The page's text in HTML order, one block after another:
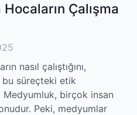
Çalışma
nasıl çalıştığını,
bu süreçteki etik
Medyumluk, birçok insan
Peki, medyumlar